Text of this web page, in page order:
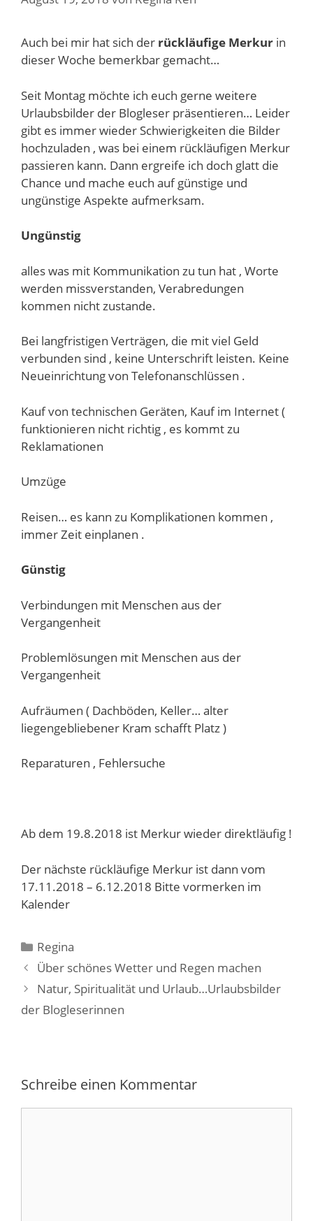
Auch bei mir hat sich der rückläufige Merkur in
dieser Woche bemerkbar gemacht…
Seit Montag möchte ich euch gerne weitere
Urlaubsbilder der Blogleser präsentieren… Leider
gibt es immer wieder Schwierigkeiten die Bilder
hochzuladen , was bei einem rückläufigen Merkur
passieren kann. Dann ergreife ich doch glatt die
Chance und mache euch auf günstige und
ungünstige Aspekte aufmerksam.
Ungünstig
alles was mit Kommunikation zu tun hat , Worte
werden missverstanden, Verabredungen
kommen nicht zustande.
Bei langfristigen Verträgen, die mit viel Geld
verbunden sind , keine Unterschrift leisten. Keine
Neueinrichtung von Telefonanschlüssen .
Kauf von technischen Geräten, Kauf im Internet (
funktionieren nicht richtig , es kommt zu
Reklamationen
Umzüge
Reisen… es kann zu Komplikationen kommen ,
immer Zeit einplanen .
Günstig
Verbindungen mit Menschen aus der
Vergangenheit
Problemlösungen mit Menschen aus der
Vergangenheit
Aufräumen ( Dachböden, Keller… alter
liegengebliebener Kram schafft Platz )
Reparaturen , Fehlersuche
Ab dem 19.8.2018 ist Merkur wieder direktläufig !
Der nächste rückläufige Merkur ist dann vom
17.11.2018 – 6.12.2018 Bitte vormerken im
Kalender
Kategorien
Regina
Über schönes Wetter und Regen machen
Natur, Spiritualität und Urlaub…Urlaubsbilder
der Blogleserinnen
Schreibe einen Kommentar